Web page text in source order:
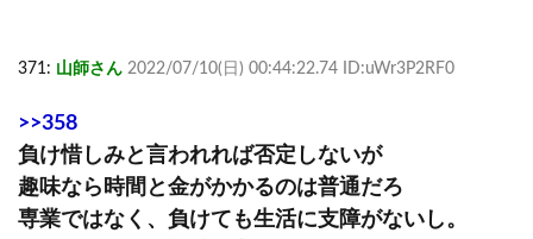
371: 山師さん 2022/07/10(日) 00:44:22.74 ID:uWr3P2RF0
>>358
負け惜しみと言われれば否定しないが
趣味なら時間と金がかかるのは普通だろ
専業ではなく、負けても生活に支障がないし。